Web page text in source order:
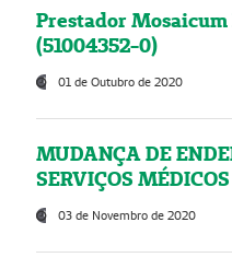
Prestador
(51004352-0)
01 de Outubro de 2020
MUDANÇA DE
SERVIÇOS
03 de Novembro de 2020